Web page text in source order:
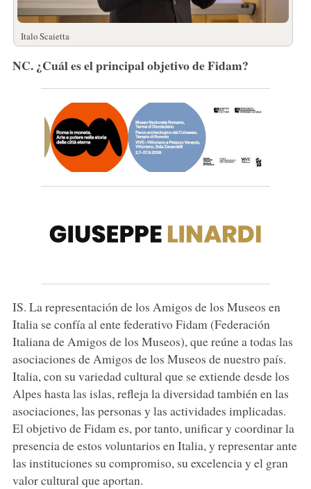
Italo Scaietta
NC. ¿Cuál es el principal objetivo de Fidam?
IS. La representación de los Amigos de los Museos en
Italia se confía al ente federativo Fidam (Federación
Italiana de Amigos de los Museos), que reúne a todas las
asociaciones de Amigos de los Museos de nuestro país.
Italia, con su variedad cultural que se extiende desde los
Alpes hasta las islas, refleja la diversidad también en las
asociaciones, las personas y las actividades implicadas.
El objetivo de Fidam es, por tanto, unificar y coordinar la
presencia de estos voluntarios en Italia, y representar ante
las instituciones su compromiso, su excelencia y el gran
valor cultural que aportan.